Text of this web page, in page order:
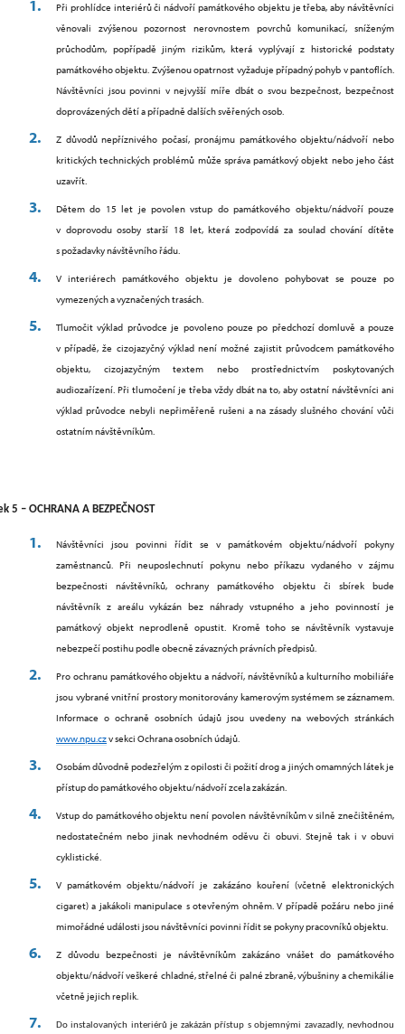
Při prohlídce interiérů či nádvoří památkového objektu je třeba, aby návštěvníci
věnovali zvýšenou pozornost nerovnostem povrchů komunikací, sníženým
průchodům, popřípadě jiným rizikům, která vyplývají z historické podstaty
památkového objektu. Zvýšenou opatrnost vyžaduje případný pohyb v pantoflích.
Návštěvníci jsou povinni v nejvyšší míře dbát o svou bezpečnost, bezpečnost
doprovázených dětí a případně dalších svěřených osob.
Z důvodů nepříznivého počasí, pronájmu památkového objektu/nádvoří nebo
kritických technických problémů může správa památkový objekt nebo jeho část
uzavřít.
Dětem do 15 let je povolen vstup do památkového objektu/nádvoří pouze
v doprovodu osoby starší 18 let, která zodpovídá za soulad chování dítěte
s požadavky návštěvního řádu.
V interiérech památkového objektu je dovoleno pohybovat se pouze po
vymezených a vyznačených trasách.
Tlumočit výklad průvodce je povoleno pouze po předchozí domluvě a pouze
v případě, že cizojazyčný výklad není možné zajistit průvodcem památkového
objektu, cizojazyčným textem nebo prostřednictvím poskytovaných
audiozařízení. Při tlumočení je třeba vždy dbát na to, aby ostatní návštěvníci ani
výklad průvodce nebyli nepřiměřeně rušeni a na zásady slušného chování vůči
ostatním návštěvníkům.
5 – OCHRANA A BEZPEČNOST
Návštěvníci jsou povinni řídit se v památkovém objektu/nádvoří pokyny
zaměstnanců. Při neuposlechnutí pokynu nebo příkazu vydaného v zájmu
bezpečnosti návštěvníků, ochrany památkového objektu či sbírek bude
návštěvník z areálu vykázán bez náhrady vstupného a jeho povinností je
památkový objekt neprodleně opustit. Kromě toho se návštěvník vystavuje
nebezpečí postihu podle obecně závazných právních předpisů.
Pro ochranu památkového objektu a nádvoří, návštěvníků a kulturního mobiliáře
jsou vybrané vnitřní prostory monitorovány kamerovým systémem se záznamem.
Informace o ochraně osobních údajů jsou uvedeny na webových stránkách
www.npu.czv sekci Ochrana osobních údajů.
Osobám důvodně podezřelým z opilosti či požití drog a jiných omamných látek je
přístup do památkového objektu/nádvoří zcela zakázán.
Vstup do památkového objektu není povolen návštěvníkům v silně znečištěném,
nedostatečném nebo jinak nevhodném oděvu či obuvi. Stejně tak i v obuvi
cyklistické.
V památkovém objektu/nádvoří je zakázáno kouření (včetně elektronických
cigaret) a jakákoli manipulace s otevřeným ohněm. V případě požáru nebo jiné
mimořádné události jsou návštěvníci povinni řídit se pokyny pracovníků objektu.
Z důvodu bezpečnosti je návštěvníkům zakázáno vnášet do památkového
objektu/nádvoří veškeré chladné, střelné či palné zbraně, výbušniny a chemikálie
včetně jejich replik.
Do instalovaných interiérů je zakázán přístup s objemnými zavazadly, nevhodnou